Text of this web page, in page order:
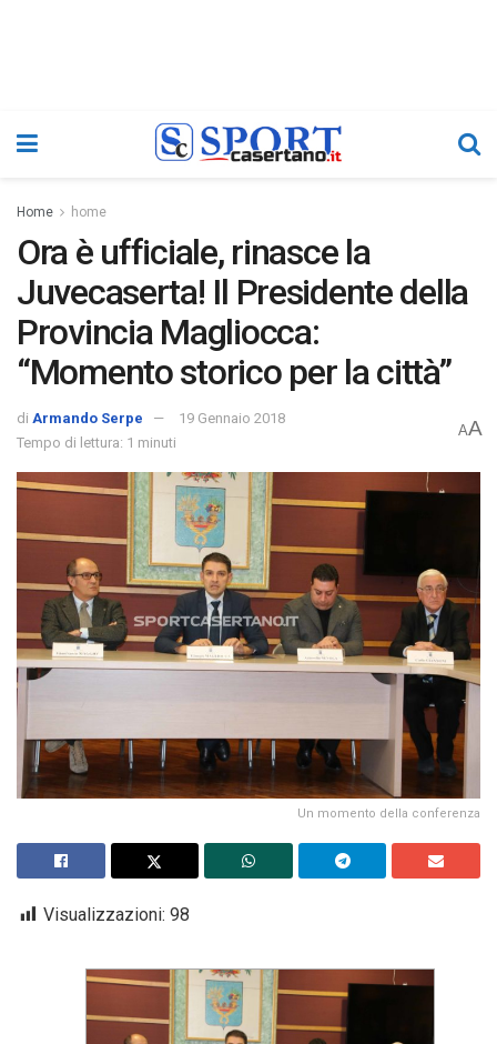
Home home
Ora è ufficiale, rinasce la
Juvecaserta! Il Presidente della
Provincia Magliocca:
“Momento storico per la città”
di Armando Serpe
19 Gennaio 2018
Tempo di lettura: 1 minuti
AA
Un momento della conferenza
Visualizzazioni: 98